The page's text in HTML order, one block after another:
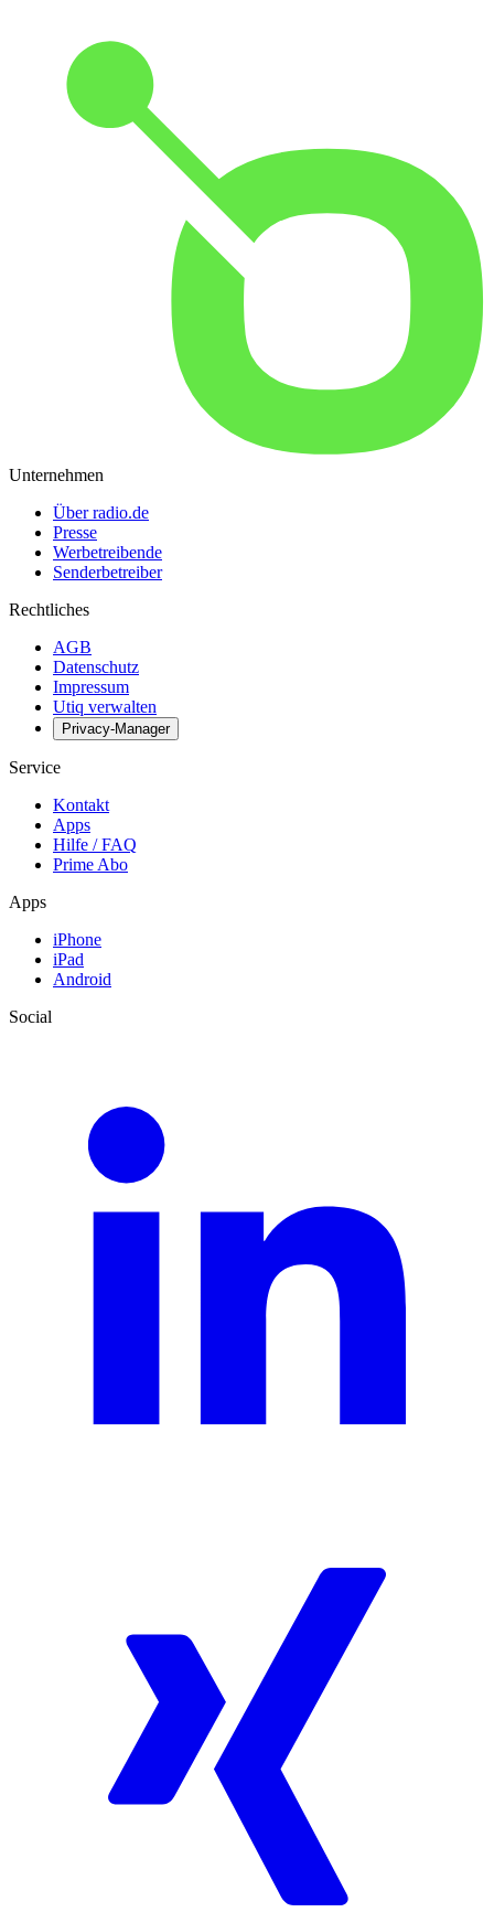
Unternehmen
Über radio.de
Presse
Werbetreibende
Senderbetreiber
Rechtliches
AGB
Datenschutz
Impressum
Utiq verwalten
Privacy-Manager
Service
Kontakt
Apps
Hilfe / FAQ
Prime Abo
Apps
iPhone
iPad
Android
Social